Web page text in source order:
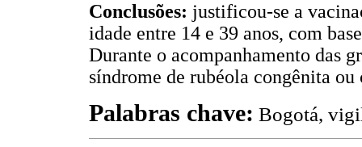
Conclusões: justificou-se a
idade entre 14 e 39 anos, com
Durante o acompanhamento das
síndrome de rubéola congênita
Palabras chave: Bogotá,